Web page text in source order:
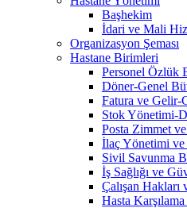
Başhekim
İdari ve Mali
Organizasyon Şeması
Hastane Birimleri
Personel Özlük
Döner-Genel
Fatura ve Gelir-
Stok Yönetimi-
Posta Zimmet
İlaç Yönetimi
Sivil Savunma
İş Sağlığı ve
Çalışan
Hasta